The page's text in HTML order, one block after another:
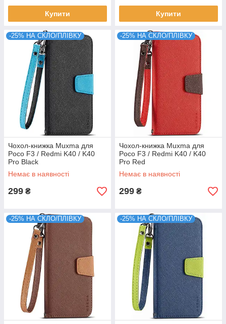
Купити Купити
-25% НА СКЛО/ПЛІВКУ
Чохол-книжка Muxma для
Poco F3 / Redmi K40 / K40
Pro Black
Немає в наявності
299 ₴
-25% НА СКЛО/ПЛІВКУ
Чохол-книжка Muxma для
Poco F3 / Redmi K40 / K40
Pro Red
Немає в наявності
299 ₴
-25% НА СКЛО/ПЛІВКУ -25% НА СКЛО/ПЛІВКУ